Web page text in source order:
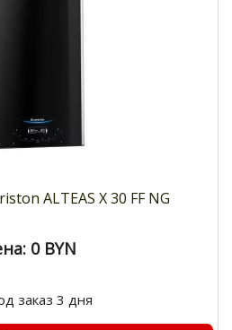
ALTEAS X 30 FF NG
0 BYN
заказ 3 дня